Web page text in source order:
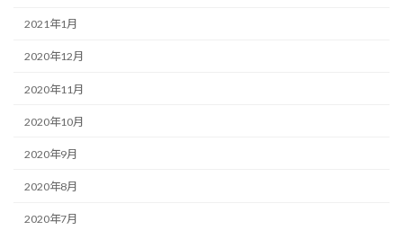
2021年1月
2020年12月
2020年11月
2020年10月
2020年9月
2020年8月
2020年7月